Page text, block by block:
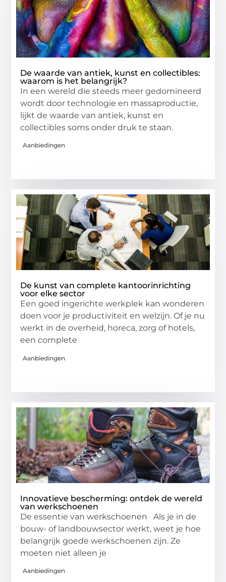
De waarde van antiek, kunst en collectibles:
waarom is het belangrijk?
In een wereld die steeds meer gedomineerd
wordt door technologie en massaproductie,
lijkt de waarde van antiek, kunst en
collectibles soms onder druk te staan.
Aanbiedingen
De kunst van complete kantoorinrichting
voor elke sector
Een goed ingerichte werkplek kan wonderen
doen voor je productiviteit en welzijn. Of je nu
werkt in de overheid, horeca, zorg of hotels,
een complete
Aanbiedingen
Innovatieve bescherming: ontdek de wereld
van werkschoenen
De essentie van werkschoenen Als je in de
bouw- of landbouwsector werkt, weet je hoe
belangrijk goede werkschoenen zijn. Ze
moeten niet alleen je
Aanbiedingen